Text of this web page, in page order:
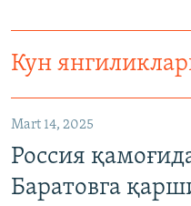
Кун
Mart 14, 2025
Россия
Баратовга